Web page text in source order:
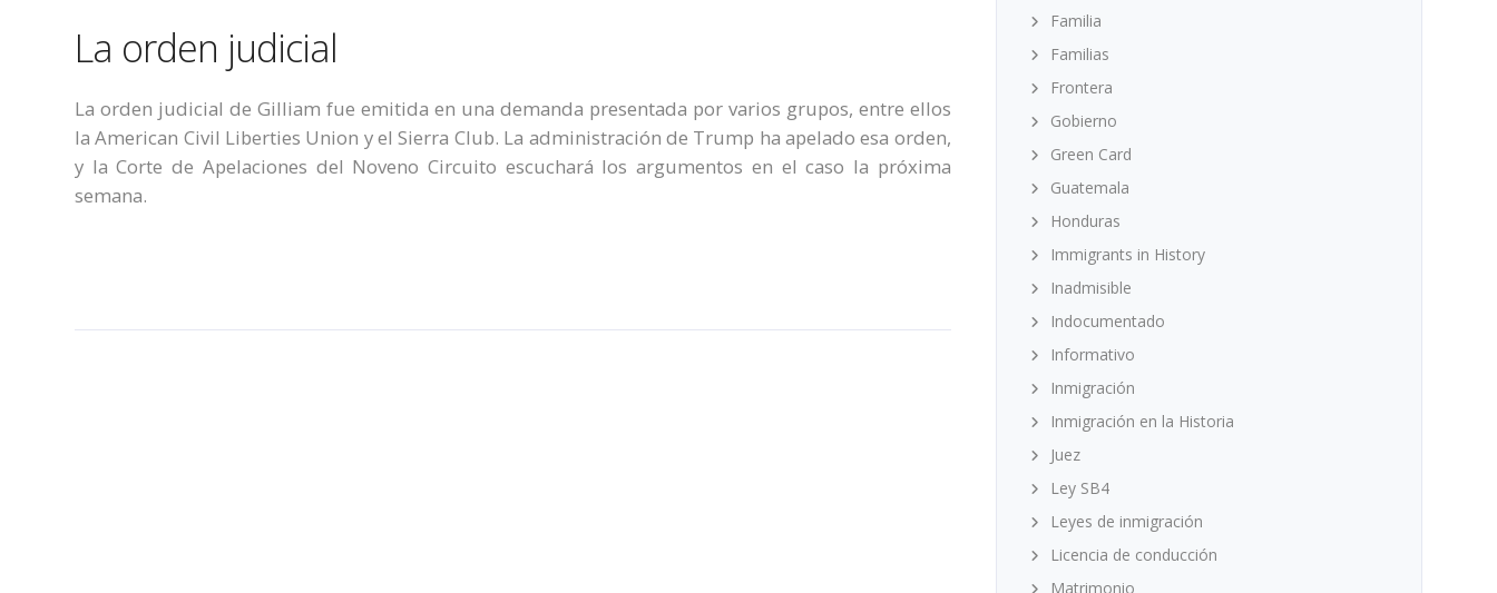
La orden judicial
La orden judicial de Gilliam fue emitida en una demanda presentada por varios grupos, entre ellos
la American Civil Liberties Union y el Sierra Club. La administración de Trump ha apelado esa orden,
y la Corte de Apelaciones del Noveno Circuito escuchará los argumentos en el caso la próxima
semana.
Familia
Familias
Frontera
Gobierno
Green Card
Guatemala
Honduras
Immigrants in History
Inadmisible
Indocumentado
Informativo
Inmigración
Inmigración en la Historia
Juez
Ley SB4
Leyes de inmigración
Licencia de conducción
Matrimonio